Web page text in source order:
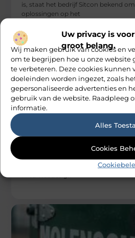
Uw privacy is
groot belang.
Wij maken gebruik van cookies en
om te begrijpen hoe u onze website
te verbeteren. Deze cookies kunnen
doeleinden worden ingezet, zoals
gepersonaliseerde advertenties en
gebruik van de website. Raadpleeg
informatie.
Alles
Cookies
is, staat het bedrijf Sitcon bekend
oplossingen op het
Welkom bij de wondere wereld van
nieuwe fantasy-serie, maar een
M Vd Webdesign